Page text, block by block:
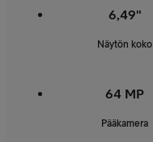
6,49"
Näytön koko
64 MP
Pääkamera